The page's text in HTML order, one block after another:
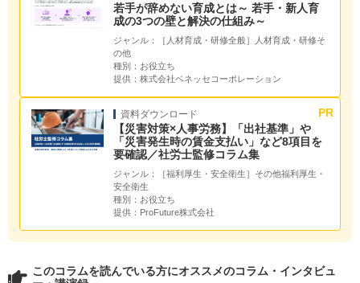
若手が辞めない育成とは～ 若手・新人育
成の3つの壁と解決の仕組み～
ジャンル：
［人材育成・研修全般］人材育成・研修そ
の他
種別： お役立ち
提供： 株式会社ベネッセコーポレーション
資料ダウンロード
【災害対策×人事労務】「出社基準」や
「災害発生時の賃金支払い」など8項目を
要確認／社労士監修コラム集
ジャンル：
［福利厚生・安全衛生］その他福利厚生・
安全衛生
種別： お役立ち
提供： ProFuture株式会社
このコラムを読んでいる方にオススメのコラム・インタビュ